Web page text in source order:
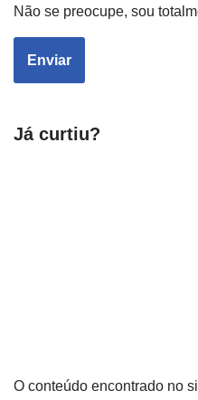
Não se preocupe, sou
Já curtiu?
O conteúdo encontrado no